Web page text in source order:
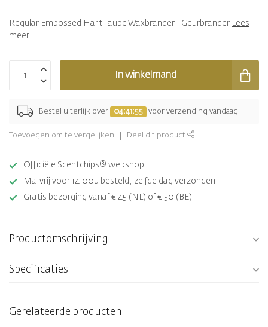
Regular Embossed Hart Taupe Waxbrander - Geurbrander Lees
meer.
In winkelmand
Bestel uiterlijk over 04:41:55 voor verzending vandaag!
Toevoegen om te vergelijken Deel dit product
Officiële Scentchips® webshop
Ma-vrij voor 14.00u besteld, zelfde dag verzonden.
Gratis bezorging vanaf € 45 (NL) of € 50 (BE)
Productomschrijving
Specificaties
Gerelateerde producten